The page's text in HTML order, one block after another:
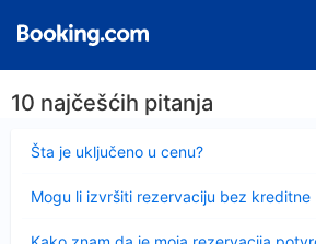
10 najčešćih pitanja
Šta je uključeno u cenu?
Sažeto
Mogu li izvršiti rezervaciju bez kreditne